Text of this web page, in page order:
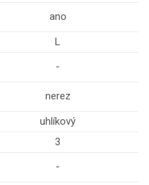
ano
L
-
nerez
uhlíkový
3
-